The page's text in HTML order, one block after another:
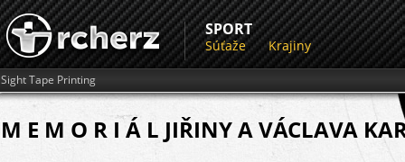
SPORT
Súťaže Krajiny
Sight Tape Printing
M E M O R I Á L JIŘINY A VÁCLAVA